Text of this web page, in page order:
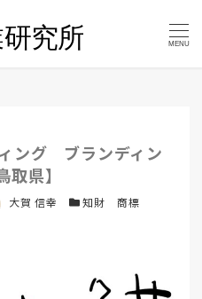
MENU
ング ブランディン
県】
大賀 信幸 カテゴリー
知財 商標